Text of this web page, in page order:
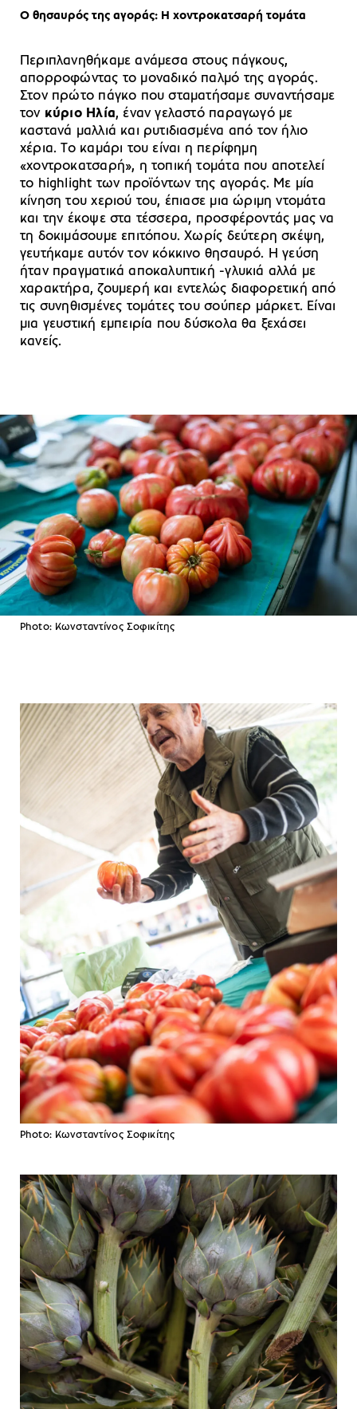
Ο θησαυρός της αγοράς: Η χοντροκατσαρή τομάτα
Περιπλανηθήκαμε ανάμεσα στους πάγκους,
απορροφώντας το μοναδικό παλμό της αγοράς.
Στον πρώτο πάγκο που σταματήσαμε συναντήσαμε
τον κύριο Ηλία, έναν γελαστό παραγωγό με
καστανά μαλλιά και ρυτιδιασμένα από τον ήλιο
χέρια. Το καμάρι του είναι η περίφημη
«χοντροκατσαρή», η τοπική τομάτα που αποτελεί
το highlight των προϊόντων της αγοράς. Με μία
κίνηση του χεριού του, έπιασε μια ώριμη ντομάτα
και την έκοψε στα τέσσερα, προσφέροντάς μας να
τη δοκιμάσουμε επιτόπου. Χωρίς δεύτερη σκέψη,
γευτήκαμε αυτόν τον κόκκινο θησαυρό. Η γεύση
ήταν πραγματικά αποκαλυπτική -γλυκιά αλλά με
χαρακτήρα, ζουμερή και εντελώς διαφορετική από
τις συνηθισμένες τομάτες του σούπερ μάρκετ. Είναι
μια γευστική εμπειρία που δύσκολα θα ξεχάσει
κανείς.
Photo: Κωνσταντίνος Σοφικίτης
Photo: Κωνσταντίνος Σοφικίτης